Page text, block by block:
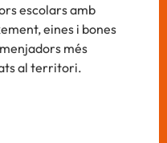
escolars amb
eines i bones
més
al territori.